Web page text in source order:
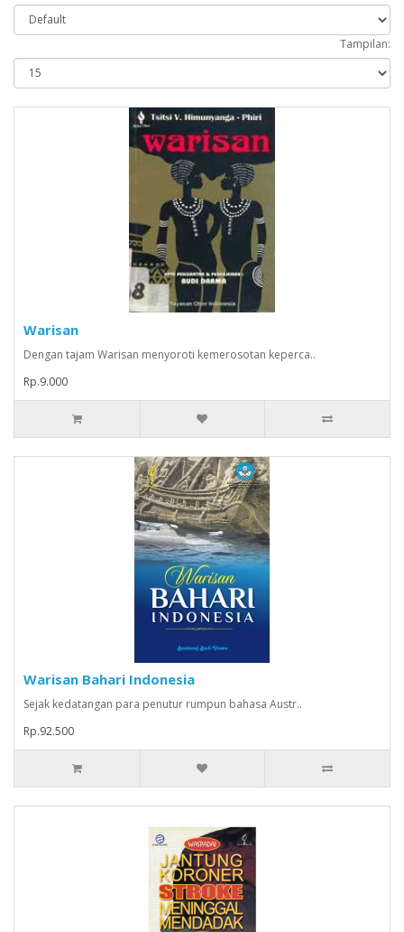
Tampilan:
Warisan
Dengan tajam Warisan menyoroti kemerosotan keperca..
Rp.9.000
Warisan Bahari Indonesia
Sejak kedatangan para penutur rumpun bahasa Austr..
Rp.92.500